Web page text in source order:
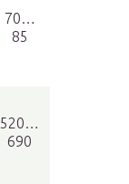
70…
85
520…
690